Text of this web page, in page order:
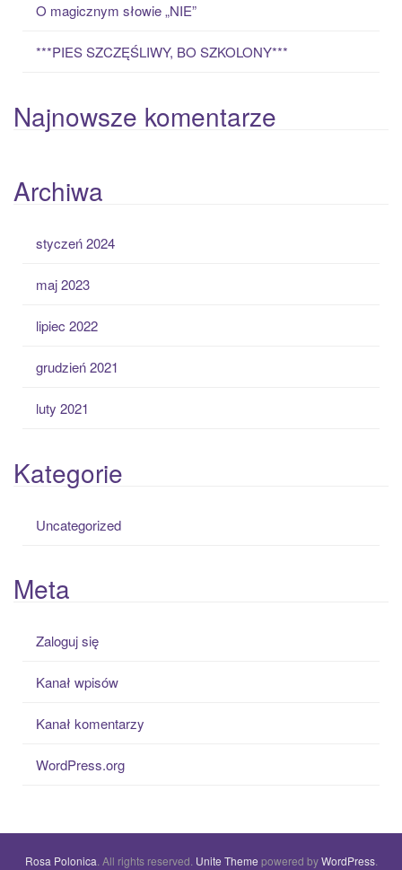
O magicznym słowie „NIE”
***PIES SZCZĘŚLIWY, BO SZKOLONY***
Najnowsze komentarze
Archiwa
styczeń 2024
maj 2023
lipiec 2022
grudzień 2021
luty 2021
Kategorie
Uncategorized
Meta
Zaloguj się
Kanał wpisów
Kanał komentarzy
WordPress.org
Rosa Polonica . All rights reserved. Unite Theme powered byWordPress.